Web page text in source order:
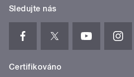
Sledujte nás
Certifikováno